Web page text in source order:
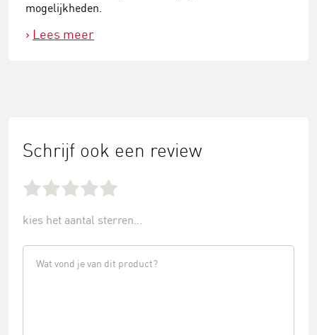
mogelijkheden.
Lees meer
Schrijf ook een review
kies het aantal sterren...